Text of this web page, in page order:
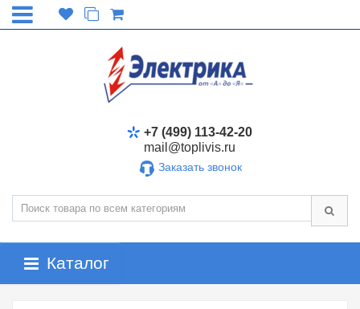
+7 (499) 113-42-20
mail@toplivis.ru
Заказать звонок
Каталог